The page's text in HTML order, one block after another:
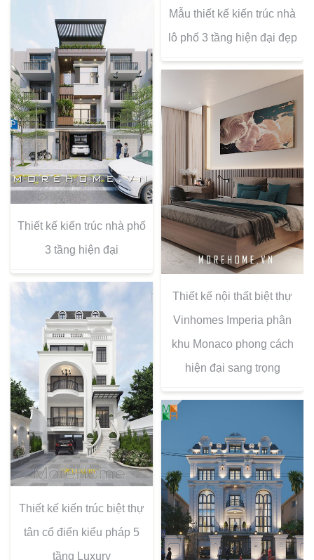
Mẫu thiết kế kiến trúc nhà
lô phố 3 tầng hiện đại đẹp
Thiết kế kiến trúc nhà phố
3 tầng hiện đại
Thiết kế nội thất biệt thự
Vinhomes Imperia phân
khu Monaco phong cách
hiện đại sang trọng
Thiết kế kiến trúc biệt thự
tân cổ điển kiểu pháp 5
tầng Luxury